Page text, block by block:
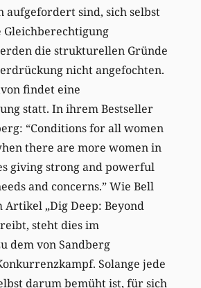
aufgefordert sind, sich selbst
die strukturellen Gründe
nicht angefochten.
findet eine
statt. In ihrem Bestseller
“Conditions for all women
there are more women in
giving strong and powerful
and concerns.” Wie Bell
„Dig Deep: Beyond
steht dies im
dem von Sandberg
Solange jede
darum bemüht ist, für sich